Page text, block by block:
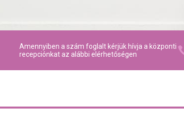
Amennyiben a szám foglalt kérjük hívja a központi
recepciónkat az alábbi elérhetőségen